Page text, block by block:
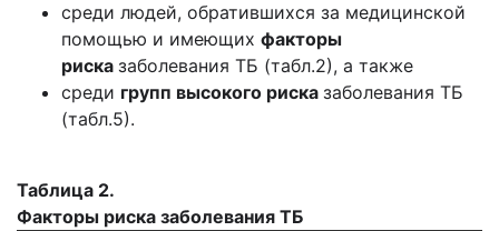
среди людей, обратившихся за медицинской
помощью и имеющих факторы
риска заболевания ТБ (табл.2), а также
среди групп высокого риска заболевания ТБ
(табл.5).
Таблица 2.
Факторы риска заболевания ТБ